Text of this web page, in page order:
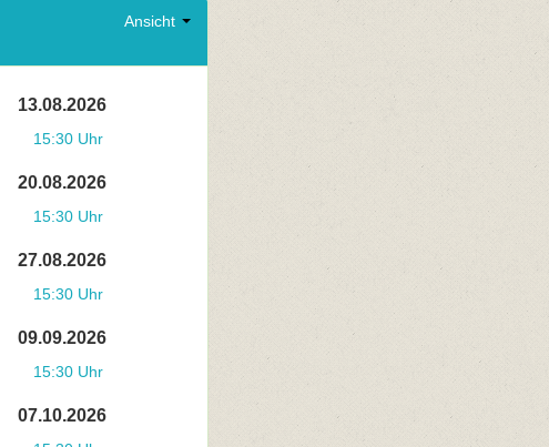
Ansicht
13.08.2026
15:30 Uhr
20.08.2026
15:30 Uhr
27.08.2026
15:30 Uhr
09.09.2026
15:30 Uhr
07.10.2026